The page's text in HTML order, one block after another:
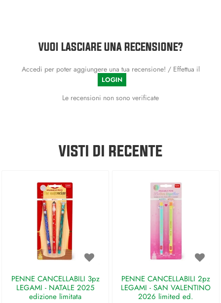
VUOI LASCIARE UNA RECENSIONE?
Accedi per poter aggiungere una tua recensione! / Effettua il
LOGIN
Le recensioni non sono verificate
VISTI DI RECENTE
PENNE CANCELLABILI 3pz
LEGAMI - NATALE 2025
edizione limitata
PENNE CANCELLABILI 2pz
LEGAMI - SAN VALENTINO
2026 limited ed.